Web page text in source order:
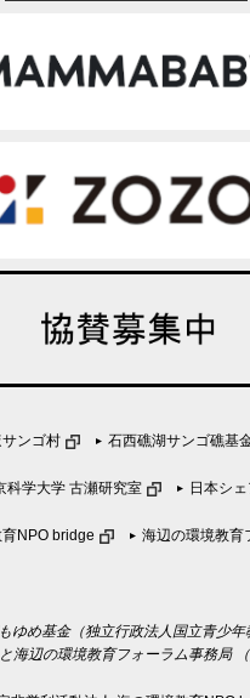
ンゴ村 石西礁湖サンゴ礁基
科学大学 古瀬研究室 日本シ
NPO bridge 海辺の環境教育
め基金（独立行政法人国立青少年
海辺の環境教育フォーラム事務局